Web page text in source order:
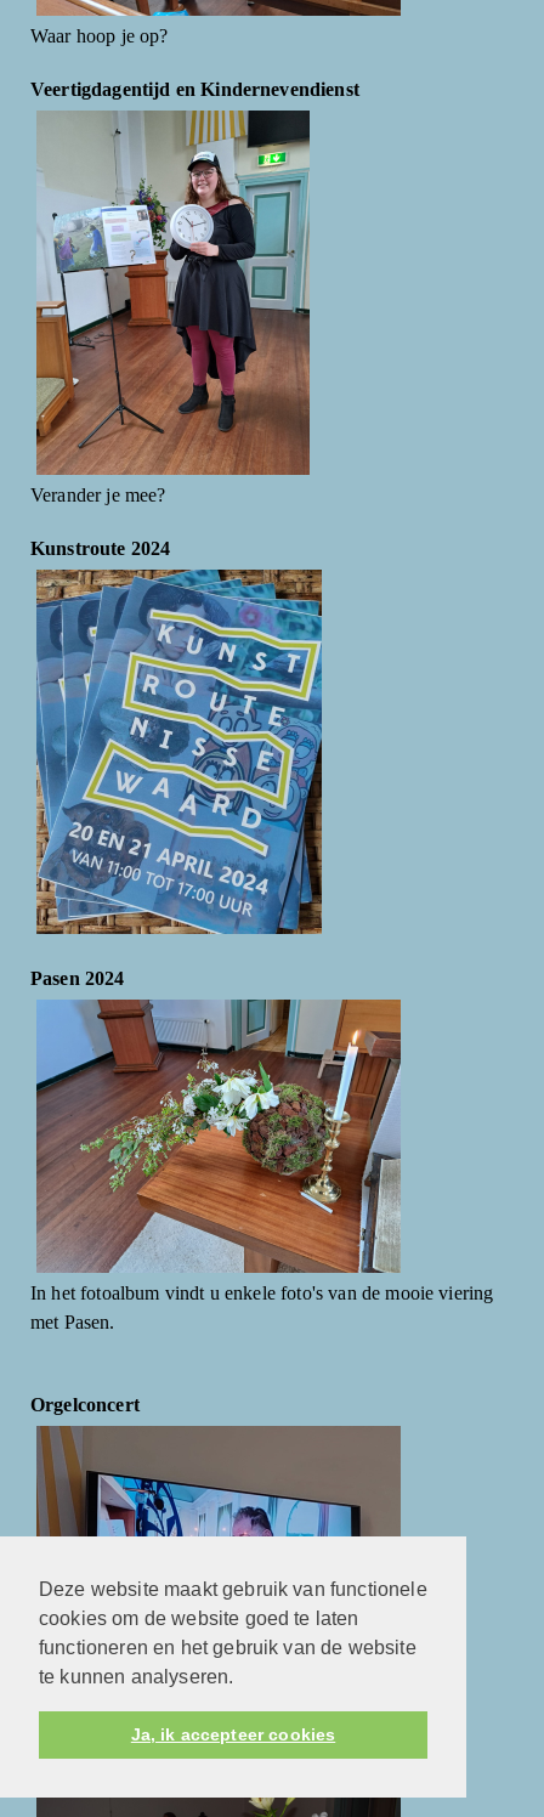
Deze website maakt gebruik van functionele
cookies om de website goed te laten
functioneren en het gebruik van de website
te kunnen analyseren.
Ja, ik accepteer cookies
Waar hoop je op?
Veertigdagentijd en Kindernevendienst
Verander je mee?
Kunstroute 2024
Pasen 2024
In het fotoalbum vindt u enkele foto's van de mooie viering
met Pasen.
Orgelconcert
Orgelconcert door Jan Pieter Baan
Doopdienst 21-01-2024